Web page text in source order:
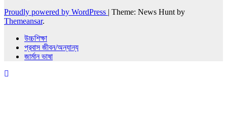
Proudly powered by WordPress | Theme: News Hunt by
Themeansar.
উচ্চশিক্ষা
প্রবাস জীবন/অন্যান্য
জার্মান ভাষা